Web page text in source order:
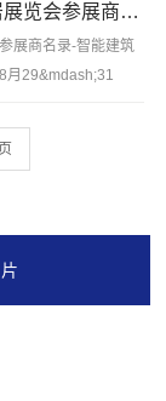
-山西装饰材料及定2023上海国际智能家居展览会参展商名录-智能建筑展览会会刊-PDF文档电子版资料
展商名录-智能建筑
月29&mdash;31
筑展览会会刊，含企